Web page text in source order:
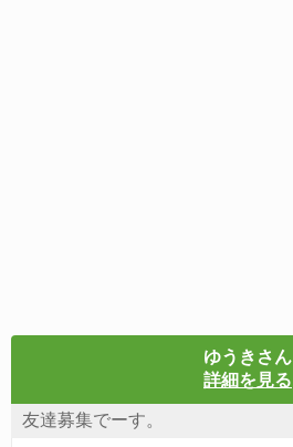
ゆうきさん
詳細を見る
友達募集でーす。